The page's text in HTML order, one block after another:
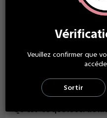
fruits de la
Elles sont vendues par boite
au sel de nicotine. Chaque
base de la cartouche ce qui
donc pas besoin de remplir
capsule est vide vous
une nouvelle en la clipsant
Qu'est-ce que le sel de
Veuillez confirmer que
Sortir